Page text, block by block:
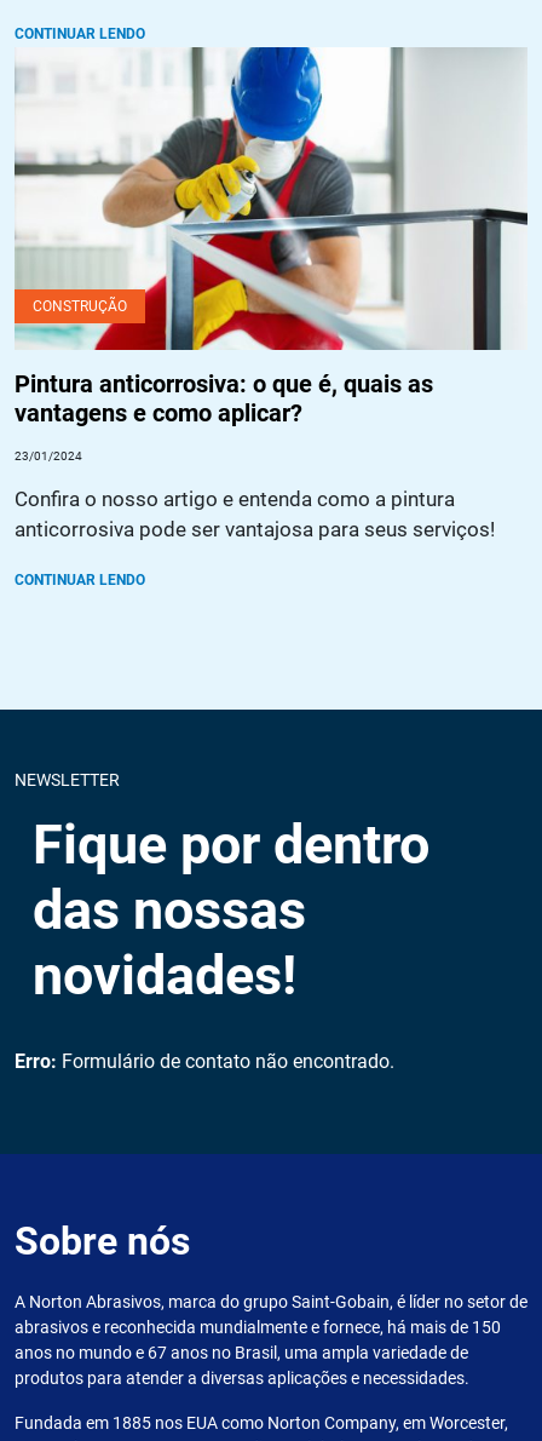
CONTINUAR LENDO
Pintura anticorrosiva: o que é, quais as vantagens e como
aplicar?
CONSTRUÇÃO
Pintura anticorrosiva: o que é, quais as
vantagens e como aplicar?
23/01/2024
Confira o nosso artigo e entenda como a pintura
anticorrosiva pode ser vantajosa para seus serviços!
CONTINUAR LENDO
NEWSLETTER
Fique por dentro
das nossas
novidades!
Erro: Formulário de contato não encontrado.
Sobre nós
A Norton Abrasivos, marca do grupo Saint-Gobain, é líder no setor de
abrasivos e reconhecida mundialmente e fornece, há mais de 150
anos no mundo e 67 anos no Brasil, uma ampla variedade de
produtos para atender a diversas aplicações e necessidades.
Fundada em 1885 nos EUA como Norton Company, em Worcester,